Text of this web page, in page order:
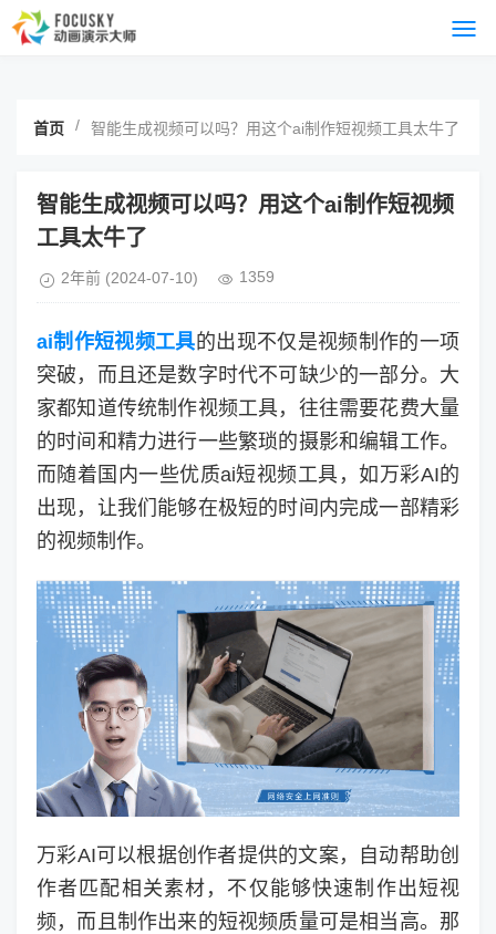
首页 / 智能生成视频可以吗？用这个ai制作短视频工具太牛了
智能生成视频可以吗？用这个ai制作短视频
工具太牛了
2年前 (2024-07-10) 1359
ai制作短视频工具的出现不仅是视频制作的一项
突破，而且还是数字时代不可缺少的一部分。大
家都知道传统制作视频工具，往往需要花费大量
的时间和精力进行一些繁琐的摄影和编辑工作。
而随着国内一些优质ai短视频工具，如万彩AI的
出现，让我们能够在极短的时间内完成一部精彩
的视频制作。
万彩AI可以根据创作者提供的文案，自动帮助创
作者匹配相关素材，不仅能够快速制作出短视
频，而且制作出来的短视频质量可是相当高。那